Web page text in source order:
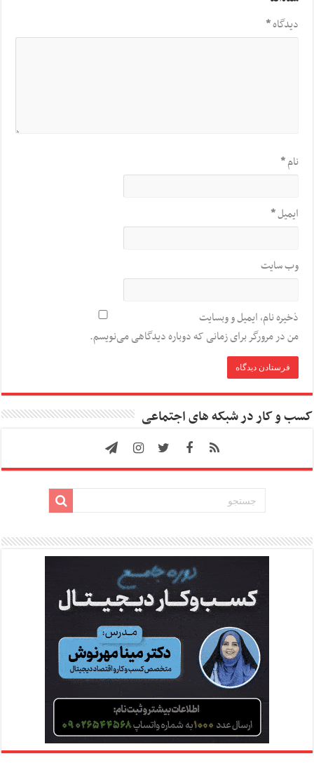
دیدگاه*
نام*
ایمیل*
وب‌ سایت
ذخیره نام، ایمیل و وبسایت
من در مرورگر برای زمانی که دوباره دیدگاهی می‌نویسم.
کسب و کار در شبکه های اجتماعی